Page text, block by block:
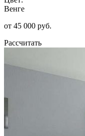
Венге
от 45 000 руб.
Рассчитать